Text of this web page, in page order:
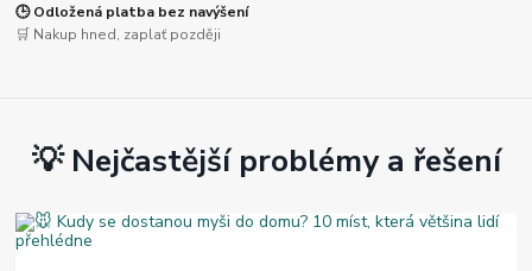
🕒 Odložená platba bez navýšení
🛒 Nakup hned, zaplať později
💡 Nejčastější problémy a řešení